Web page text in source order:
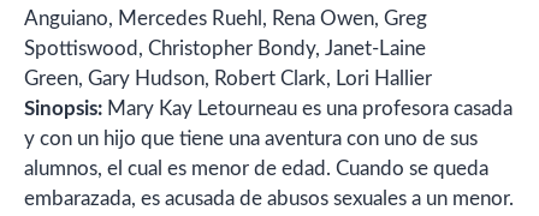
Anguiano, Mercedes Ruehl, Rena Owen, Greg
Spottiswood, Christopher Bondy, Janet-Laine
Green, Gary Hudson, Robert Clark, Lori Hallier
Sinopsis: Mary Kay Letourneau es una profesora casada
y con un hijo que tiene una aventura con uno de sus
alumnos, el cual es menor de edad. Cuando se queda
embarazada, es acusada de abusos sexuales a un menor.